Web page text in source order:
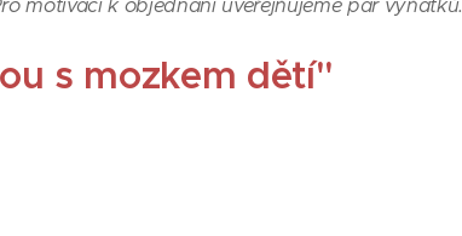
motivaci k objednání uveřejňujeme pár výňatků.
s mozkem dětí"